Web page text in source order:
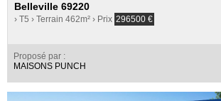
Belleville 69220
› T5 › Terrain 462m² › Prix 296500 €
Proposé par :
MAISONS PUNCH